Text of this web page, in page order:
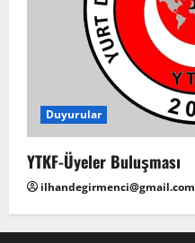
Duyurular
YTKF-Üyeler Buluşması
ilhandegirmenci@gmail.com